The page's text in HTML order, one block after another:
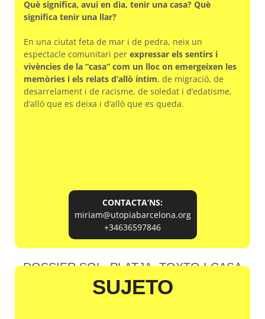
Què significa, avui en dia, tenir una casa? Què
significa tenir una llar?
En una ciutat feta de mar i de pedra, neix un
espectacle comunitari per expressar els sentirs i
vivències de la “casa” com un lloc on emergeixen les
memòries i els relats d’allò íntim, de migració, de
desarrelament i de racisme, de soledat i d’edatisme,
d’allò que es deixa i d’allò que es queda.
CONTACTA’NS:
miriam@utopiabarcelona.org
+34636597846
DOSSIER SOL, PLATJA, TOXTO I CASA
SUJETO